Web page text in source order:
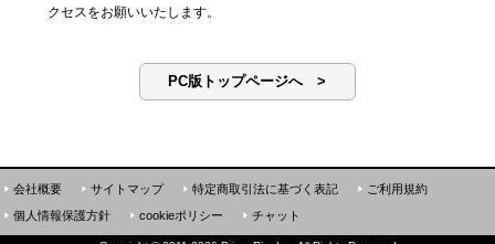
クセスをお願いいたします。
PC版トップページへ >
会社概要 サイトマップ 特定商取引法に基づく表記
ご利用規約
個人情報保護方針
cookieポリシー チャット